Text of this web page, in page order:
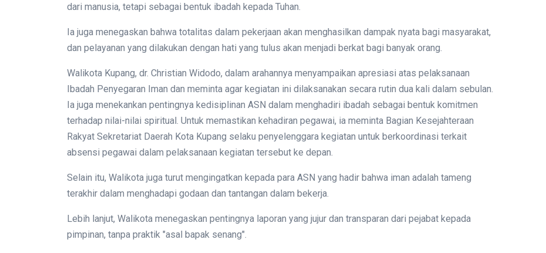
dari manusia, tetapi sebagai bentuk ibadah kepada Tuhan.
Ia juga menegaskan bahwa totalitas dalam pekerjaan akan menghasilkan dampak nyata bagi masyarakat,
dan pelayanan yang dilakukan dengan hati yang tulus akan menjadi berkat bagi banyak orang.
Walikota Kupang, dr. Christian Widodo, dalam arahannya menyampaikan apresiasi atas pelaksanaan
Ibadah Penyegaran Iman dan meminta agar kegiatan ini dilaksanakan secara rutin dua kali dalam sebulan.
Ia juga menekankan pentingnya kedisiplinan ASN dalam menghadiri ibadah sebagai bentuk komitmen
terhadap nilai-nilai spiritual. Untuk memastikan kehadiran pegawai, ia meminta Bagian Kesejahteraan
Rakyat Sekretariat Daerah Kota Kupang selaku penyelenggara kegiatan untuk berkoordinasi terkait
absensi pegawai dalam pelaksanaan kegiatan tersebut ke depan.
Selain itu, Walikota juga turut mengingatkan kepada para ASN yang hadir bahwa iman adalah tameng
terakhir dalam menghadapi godaan dan tantangan dalam bekerja.
Lebih lanjut, Walikota menegaskan pentingnya laporan yang jujur dan transparan dari pejabat kepada
pimpinan, tanpa praktik "asal bapak senang".